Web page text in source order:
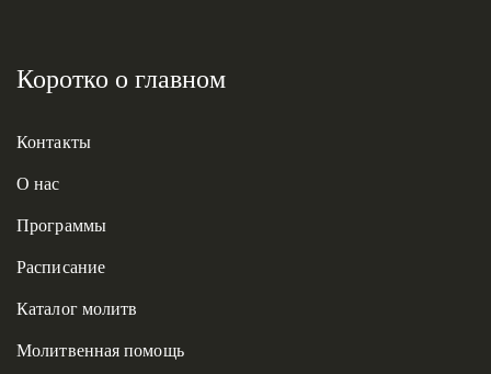
Коротко о главном
Контакты
О нас
Программы
Расписание
Каталог молитв
Молитвенная помощь